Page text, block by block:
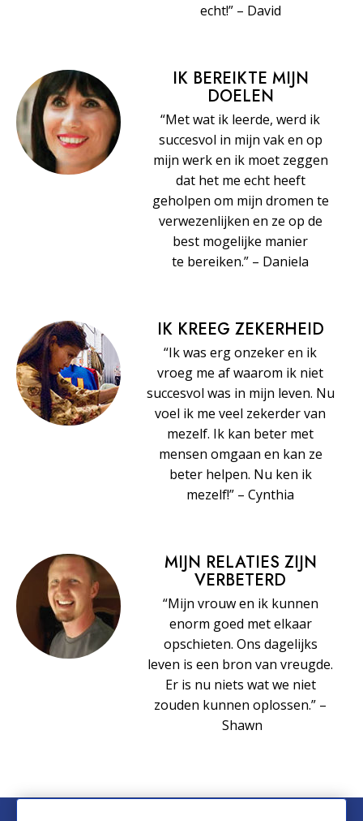
echt!” – David
IK BEREIKTE MIJN
DOELEN
“Met wat ik leerde, werd ik
succesvol in mijn vak en op
mijn werk en ik moet zeggen
dat het me echt heeft
geholpen om mijn dromen te
verwezenlijken en ze op de
best mogelijke manier
te bereiken.” – Daniela
IK KREEG ZEKERHEID
“Ik was erg onzeker en ik
vroeg me af waarom ik niet
succesvol was in mijn leven. Nu
voel ik me veel zekerder van
mezelf. Ik kan beter met
mensen omgaan en kan ze
beter helpen. Nu ken ik
mezelf!” – Cynthia
MIJN RELATIES ZIJN
VERBETERD
“Mijn vrouw en ik kunnen
enorm goed met elkaar
opschieten. Ons dagelijks
leven is een bron van vreugde.
Er is nu niets wat we niet
zouden kunnen oplossen.” –
Shawn